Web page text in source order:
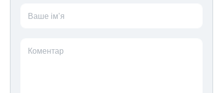
Ваше ім’я
Коментар